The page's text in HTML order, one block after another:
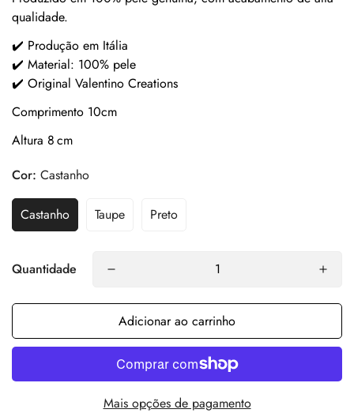
qualidade.
✔️ Produção em Itália
✔️ Material: 100% pele
✔️ Original Valentino Creations
Comprimento 10cm
Altura 8 cm
Cor: Castanho
Castanho Taupe Preto
Quantidade
Adicionar ao carrinho
Mais opções de pagamento